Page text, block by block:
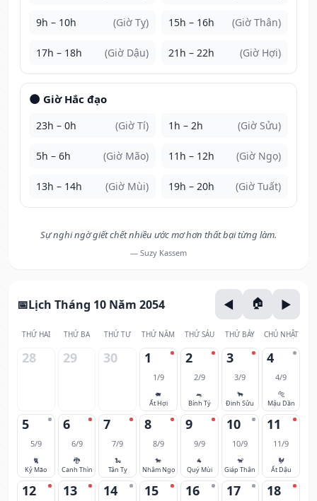
9h – 10h (Giờ Tỵ) 15h – 16h (Giờ Thân)
17h – 18h (Giờ Dậu) 21h – 22h (Giờ Hợi)
🌑 Giờ Hắc đạo
23h – 0h (Giờ Tí) 1h – 2h (Giờ Sửu)
5h – 6h (Giờ Mão) 11h – 12h (Giờ Ngọ)
13h – 14h (Giờ Mùi) 19h – 20h (Giờ Tuất)
Sự nghi ngờ giết chết nhiều ước mơ hơn thất bại từng làm.
— Suzy Kassem
Lịch Tháng 10 Năm 2054
THỨ HAI THỨ BA THỨ TƯ THỨ NĂM THỨ SÁU THỨ BẢY CHỦ NHẬT
28 29 30 1
1/9
🐖
Ất Hợi
2
2/9
🐀
Bính Tý
3
3/9
🐂
Đinh Sửu
4
4/9
🐅
Mậu Dần
5
5/9
🐈
Kỷ Mão
6
6/9
🐉
Canh Thìn
7
7/9
🐍
Tân Tỵ
8
8/9
🐎
Nhâm Ngọ
9
9/9
🐐
Quý Mùi
10
10/9
🐒
Giáp Thân
11
11/9
🐓
Ất Dậu
12 13 14 15 16 17 18